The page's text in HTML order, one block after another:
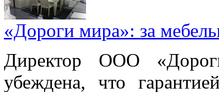
«Дороги мира»: за
Директор ООО
убеждена, что